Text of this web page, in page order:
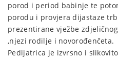
porod i period babinje te
porodu i provjera dijastaze
prezentirane vježbe
,njezi rodilje i novorođenčeta.
Pedijatrica je izvrsno i